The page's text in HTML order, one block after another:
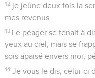
12 je jeûne deux fois la
mes revenus.
13 Le péager se tenait à
yeux au ciel, mais se
sois apaisé envers moi,
14 Je vous le dis, celui-ci